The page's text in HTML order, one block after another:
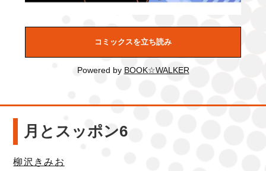
コミックスを立ち読み
Powered by BOOK☆WALKER
月とスッポン6
柳沢きみお